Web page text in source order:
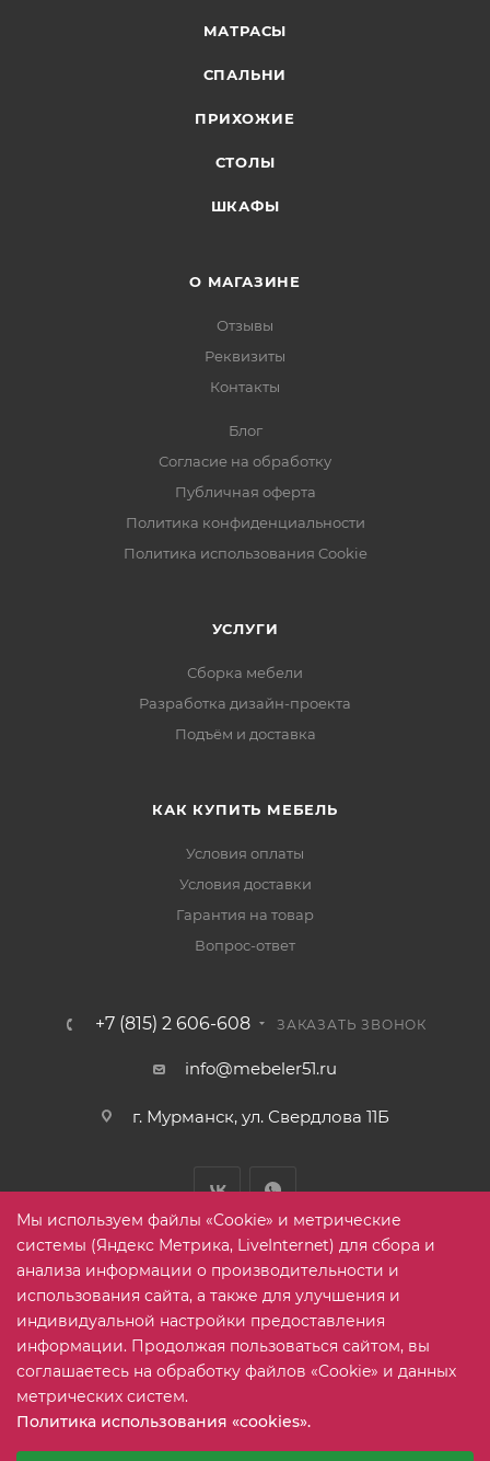
МАТРАСЫ
СПАЛЬНИ
ПРИХОЖИЕ
СТОЛЫ
ШКАФЫ
О МАГАЗИНЕ
Отзывы
Реквизиты
Контакты
Блог
Согласие на обработку
Публичная оферта
Политика конфиденциальности
Политика использования Cookie
УСЛУГИ
Сборка мебели
Разработка дизайн-проекта
Подъём и доставка
КАК КУПИТЬ МЕБЕЛЬ
Условия оплаты
Условия доставки
Гарантия на товар
Вопрос-ответ
+7 (815) 2 606-608 ЗАКАЗАТЬ ЗВОНОК
info@mebeler51.ru
г. Мурманск, ул. Свердлова 11Б
2005-2026 © mebelier51.ru - модный интернет-магазин не
дорогой корпусной мебели. Все права защищены.
Мы используем файлы «Cookie» и метрические
системы (Яндекс Метрика, LiveInternet) для сбора и
анализа информации о производительности и
использования сайта, а также для улучшения и
индивидуальной настройки предоставления
информации. Продолжая пользоваться сайтом, вы
соглашаетесь на обработку файлов «Cookie» и данных
метрических систем.
Политика использования «cookies».